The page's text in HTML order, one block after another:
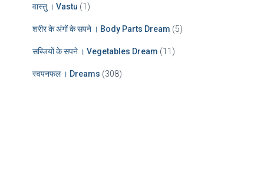
वास्तु । Vastu (1)
शरीर के अंगों के सपने । Body Parts Dream (5)
सब्जियों के सपने । Vegetables Dream (11)
स्वपनफल । Dreams (308)